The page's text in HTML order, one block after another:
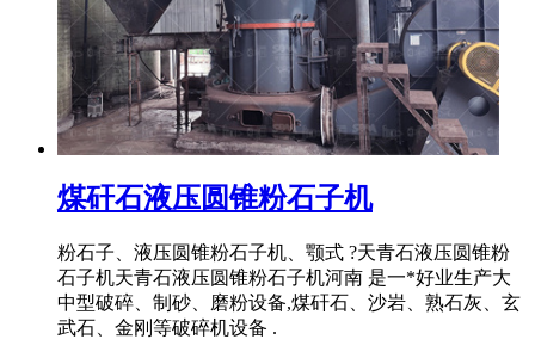
煤矸石液压圆锥粉石子机
粉石子、液压圆锥粉石子机、颚式 ?天青石液压圆锥粉
石子机天青石液压圆锥粉石子机河南 是一*好业生产大
中型破碎、制砂、磨粉设备,煤矸石、沙岩、熟石灰、玄
武石、金刚等破碎机设备 .